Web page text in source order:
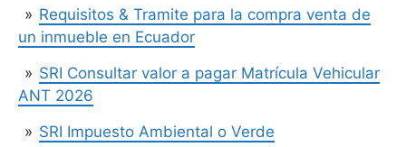
Requisitos & Tramite para la compra venta de
un inmueble en Ecuador
SRI Consultar valor a pagar Matrícula Vehicular
ANT 2026
SRI Impuesto Ambiental o Verde